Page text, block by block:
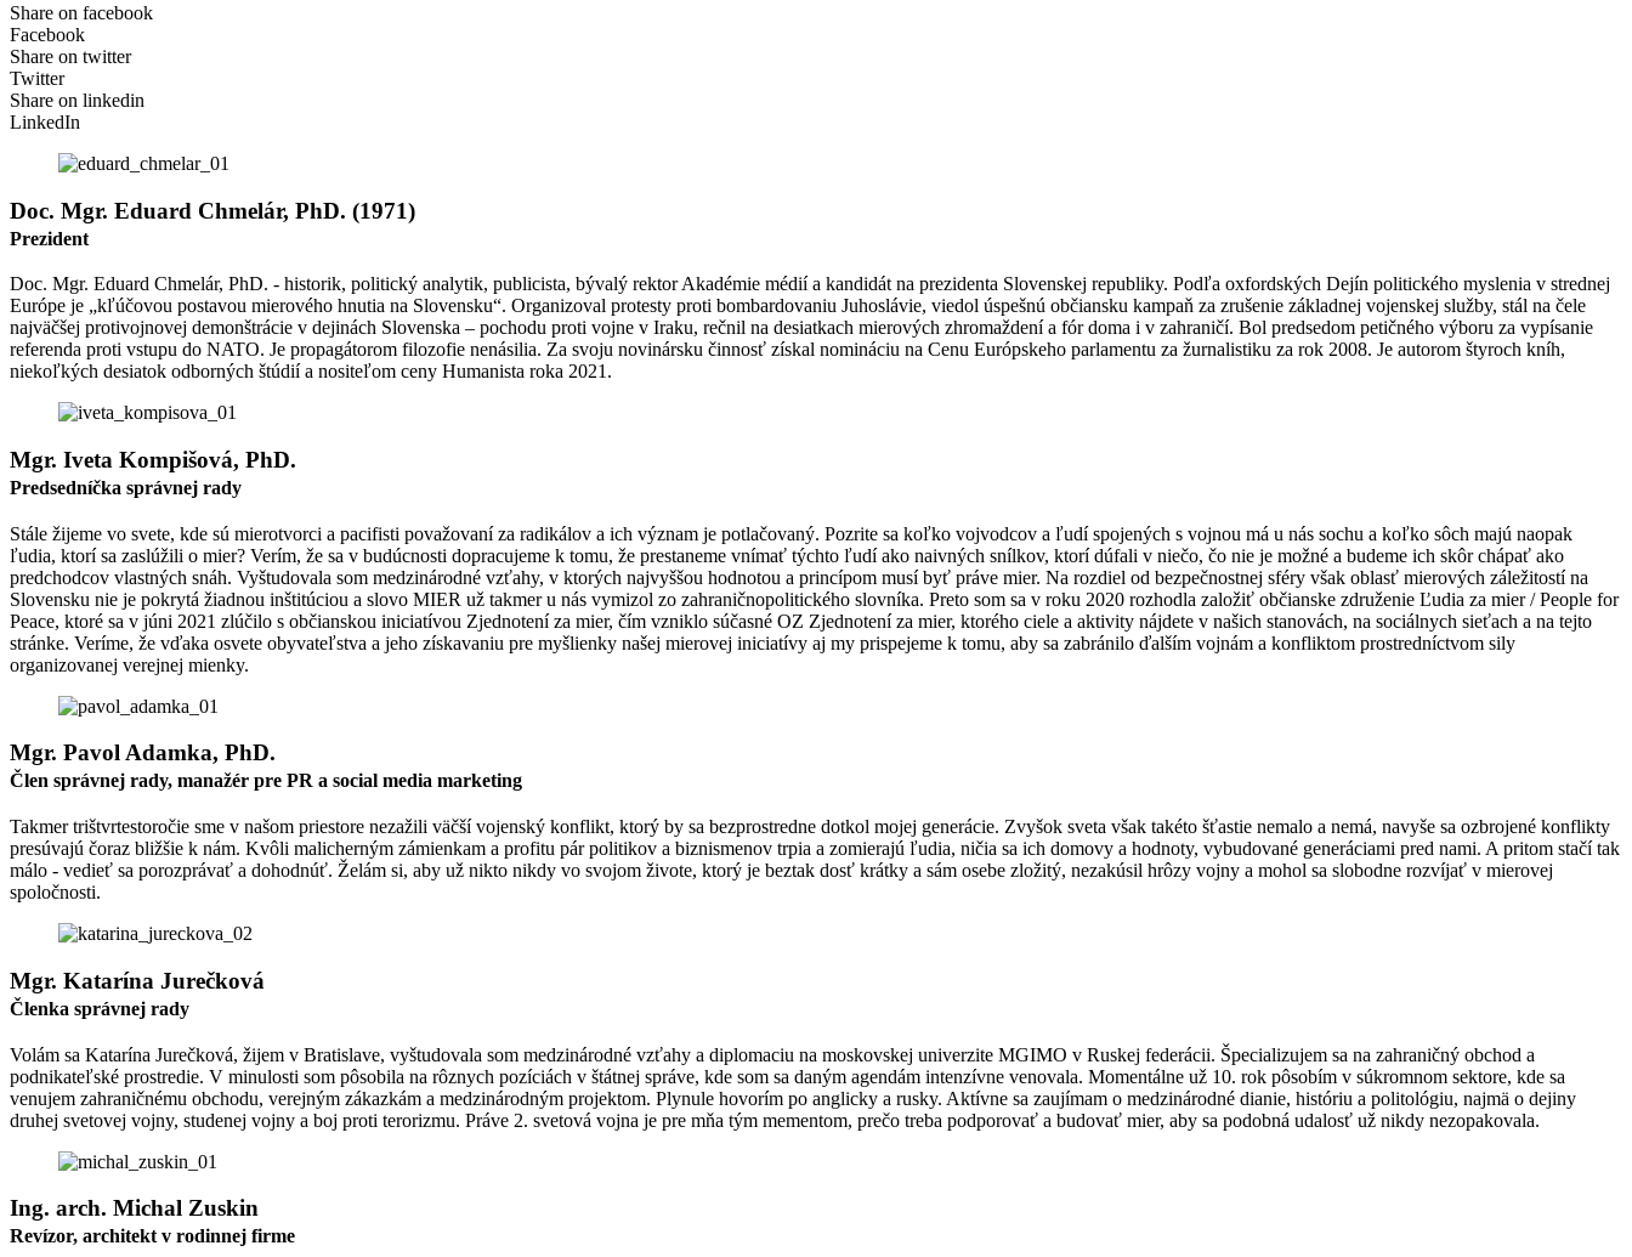
Share on facebook
Facebook
Share on twitter
Twitter
Share on linkedin
LinkedIn
Doc. Mgr. Eduard Chmelár, PhD. (1971)​
Prezident
Doc. Mgr. Eduard Chmelár, PhD. - historik, politický analytik, publicista, bývalý rektor Akadémie médií a kandidát na prezidenta Slovenskej republiky. Podľa oxfordských Dejín politického myslenia v strednej
Európe je „kľúčovou postavou mierového hnutia na Slovensku“. Organizoval protesty proti bombardovaniu Juhoslávie, viedol úspešnú občiansku kampaň za zrušenie základnej vojenskej služby, stál na čele
najväčšej protivojnovej demonštrácie v dejinách Slovenska – pochodu proti vojne v Iraku, rečnil na desiatkach mierových zhromaždení a fór doma i v zahraničí. Bol predsedom petičného výboru za vypísanie
referenda proti vstupu do NATO. Je propagátorom filozofie nenásilia. Za svoju novinársku činnosť získal nomináciu na Cenu Európskeho parlamentu za žurnalistiku za rok 2008. Je autorom štyroch kníh,
niekoľkých desiatok odborných štúdií a nositeľom ceny Humanista roka 2021.
Mgr. Iveta Kompišová, PhD.​
Predsedníčka správnej rady
Stále žijeme vo svete, kde sú mierotvorci a pacifisti považovaní za radikálov a ich význam je potlačovaný. Pozrite sa koľko vojvodcov a ľudí spojených s vojnou má u nás sochu a koľko sôch majú naopak
ľudia, ktorí sa zaslúžili o mier? Verím, že sa v budúcnosti dopracujeme k tomu, že prestaneme vnímať týchto ľudí ako naivných snílkov, ktorí dúfali v niečo, čo nie je možné a budeme ich skôr chápať ako
predchodcov vlastných snáh. Vyštudovala som medzinárodné vzťahy, v ktorých najvyššou hodnotou a princípom musí byť práve mier. Na rozdiel od bezpečnostnej sféry však oblasť mierových záležitostí na
Slovensku nie je pokrytá žiadnou inštitúciou a slovo MIER už takmer u nás vymizol zo zahraničnopolitického slovníka. Preto som sa v roku 2020 rozhodla založiť občianske združenie Ľudia za mier / People for
Peace, ktoré sa v júni 2021 zlúčilo s občianskou iniciatívou Zjednotení za mier, čím vzniklo súčasné OZ Zjednotení za mier, ktorého ciele a aktivity nájdete v našich stanovách, na sociálnych sieťach a na tejto
stránke. Veríme, že vďaka osvete obyvateľstva a jeho získavaniu pre myšlienky našej mierovej iniciatívy aj my prispejeme k tomu, aby sa zabránilo ďalším vojnám a konfliktom prostredníctvom sily
organizovanej verejnej mienky.
Mgr. Pavol Adamka, PhD.​
Člen správnej rady, manažér pre PR a social media marketing
Takmer trištvrtestoročie sme v našom priestore nezažili väčší vojenský konflikt, ktorý by sa bezprostredne dotkol mojej generácie. Zvyšok sveta však takéto šťastie nemalo a nemá, navyše sa ozbrojené konflikty
presúvajú čoraz bližšie k nám. Kvôli malicherným zámienkam a profitu pár politikov a biznismenov trpia a zomierajú ľudia, ničia sa ich domovy a hodnoty, vybudované generáciami pred nami. A pritom stačí tak
málo - vedieť sa porozprávať a dohodnúť. Želám si, aby už nikto nikdy vo svojom živote, ktorý je beztak dosť krátky a sám osebe zložitý, nezakúsil hrôzy vojny a mohol sa slobodne rozvíjať v mierovej
spoločnosti.
Mgr. Katarína Jurečková​
Členka správnej rady
Volám sa Katarína Jurečková, žijem v Bratislave, vyštudovala som medzinárodné vzťahy a diplomaciu na moskovskej univerzite MGIMO v Ruskej federácii. Špecializujem sa na zahraničný obchod a
podnikateľské prostredie. V minulosti som pôsobila na rôznych pozíciách v štátnej správe, kde som sa daným agendám intenzívne venovala. Momentálne už 10. rok pôsobím v súkromnom sektore, kde sa
venujem zahraničnému obchodu, verejným zákazkám a medzinárodným projektom. Plynule hovorím po anglicky a rusky. Aktívne sa zaujímam o medzinárodné dianie, históriu a politológiu, najmä o dejiny
druhej svetovej vojny, studenej vojny a boj proti terorizmu. Práve 2. svetová vojna je pre mňa tým mementom, prečo treba podporovať a budovať mier, aby sa podobná udalosť už nikdy nezopakovala.
Ing. arch. Michal Zuskin
Revízor, architekt v rodinnej firme